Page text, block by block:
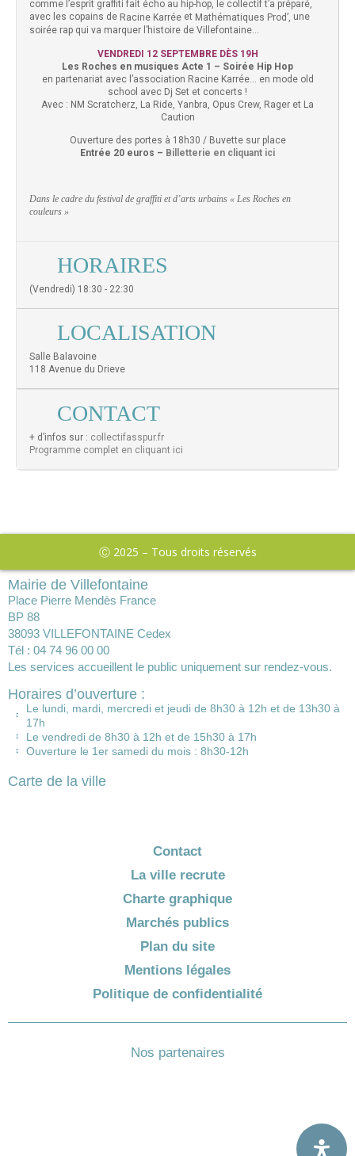
comme l’esprit graffiti fait écho au hip-hop, le collectif t’a préparé,
avec les copains de Racine Karrée et Mathématiques Prod’, une
soirée rap qui va marquer l’histoire de Villefontaine…
VENDREDI 12 SEPTEMBRE DÈS 19H
Les Roches en musiques Acte 1 – Soirée Hip Hop
en partenariat avec l’association Racine Karrée… en mode old
school avec Dj Set et concerts !
Avec : NM Scratcherz, La Ride, Yanbra, Opus Crew, Rager et La
Caution
Ouverture des portes à 18h30 / Buvette sur place
Entrée 20 euros – Billetterie en cliquant ici
Dans le cadre du festival de graffiti et d’arts urbains « Les Roches en
couleurs »
HORAIRES
(Vendredi) 18:30 - 22:30
LOCALISATION
Salle Balavoine
118 Avenue du Drieve
CONTACT
+ d’infos sur : collectifasspur.fr
Programme complet en cliquant ici
Ⓒ 2025 – Tous droits réservés
Mairie de Villefontaine
Place Pierre Mendès France
BP 88
38093 VILLEFONTAINE Cedex
Tél : 04 74 96 00 00
Les services accueillent le public uniquement sur rendez-vous.
Horaires d’ouverture :
Le lundi, mardi, mercredi et jeudi de 8h30 à 12h et de 13h30 à
17h
Le vendredi de 8h30 à 12h et de 15h30 à 17h
Ouverture le 1er samedi du mois : 8h30-12h
Carte de la ville
Contact
La ville recrute
Charte graphique
Marchés publics
Plan du site
Mentions légales
Politique de confidentialité
Nos partenaires